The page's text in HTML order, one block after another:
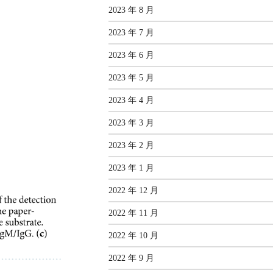
2023 年 8 月
2023 年 7 月
2023 年 6 月
2023 年 5 月
2023 年 4 月
2023 年 3 月
2023 年 2 月
2023 年 1 月
2022 年 12 月
2022 年 11 月
2022 年 10 月
2022 年 9 月